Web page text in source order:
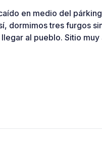
en medio del
dormimos tres furgos
al pueblo. Sitio